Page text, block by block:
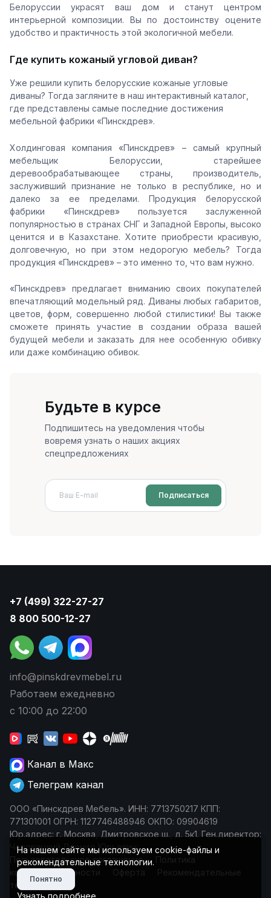
Белоруссии украсят ваш дом и станут центром
интерьерной композиции. Вы по достоинству оцените
удобство и практичность этой экологичной мебели.
Где купить кожаный угловой диван?
Уже решили купить белорусские кожаные угловые
диваны? Тогда загляните в наш интерактивный каталог,
где представлены самые последние достижения
мебельной фабрики «Пинскдрев».
Холдинговая компания «Пинскдрев» – самый крупный
мебельщик Белоруссии, старейшее
деревообрабатывающее страны, производитель,
заслуживший признание не только в республике, но и
далеко за ее пределами. Продукция белорусской
фабрики «Пинскдрев» пользуется заслуженной
популярностью в странах СНГ и Западной Европы, высоко
ценится и в Казахстане. Хотите приобрести красивую,
долговечную, но при этом недорогую мебель? Тогда
продукция «Пинскдрев» – это именно то, что вам нужно.
«Пинскдрев» предлагает вниманию своих покупателей
впечатляющий модельный ряд. Диваны любых габаритов,
цветов, форм, совершенно любой стилистики! Вы также
сможете принять участие в создании образа вашей
будущей мебели и заказать для нее особенную обивку
или даже комбинацию обивок.
Будьте в курсе
Подпишитесь на уведомления чтобы
вовремя узнать о наших акциях
спецпредложениях
Подписаться
+7 (499) 322-27-27
8 800 500-12-27
info@pinskdrevmebel.ru
Работаем ежедневно
с 10:00 до 22:00
Канал в Макс
Телеграм канал
ООО «Пинскдрев Мебель». ИНН: 7713750217 КПП:
771301001 ОГРН: 1127746488946 ОКПО: 09904619
Юр.адрес: г. Москва, Дмитровское ш., д. 5к1. Ген.директор:
Чеповецкий Леонид Юрьевич
Пользовательское соглашение
Политика
конфиденциальности
Оферта
Рекомендательные
технологии
На нашем сайте мы используем cookie-файлы и
рекомендательные технологии.
Понятно
Узнать подробнее